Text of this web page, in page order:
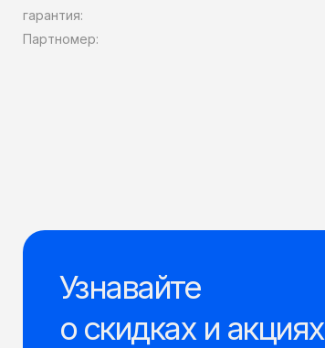
гарантия:
Партномер:
Узнавайте
о скидках и акциях